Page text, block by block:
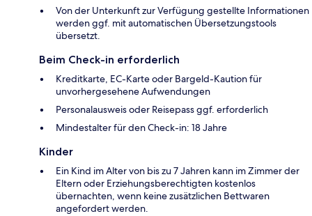
Von der Unterkunft zur Verfügung gestellte Informationen
werden ggf. mit automatischen Übersetzungstools
übersetzt.
Beim Check-in erforderlich
Kreditkarte, EC-Karte oder Bargeld-Kaution für
unvorhergesehene Aufwendungen
Personalausweis oder Reisepass ggf. erforderlich
Mindestalter für den Check-in: 18 Jahre
Kinder
Ein Kind im Alter von bis zu 7 Jahren kann im Zimmer der
Eltern oder Erziehungsberechtigten kostenlos
übernachten, wenn keine zusätzlichen Bettwaren
angefordert werden.